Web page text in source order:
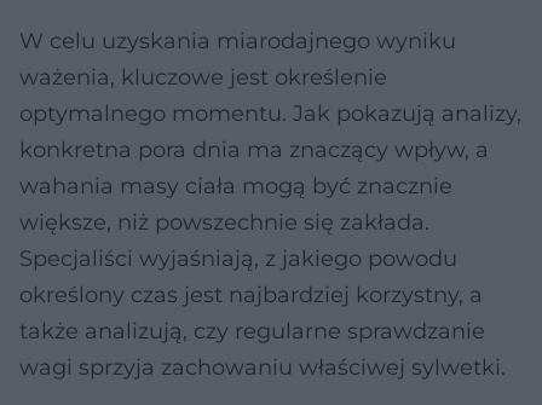
W celu uzyskania miarodajnego wyniku
ważenia, kluczowe jest określenie
optymalnego momentu. Jak pokazują analizy,
konkretna pora dnia ma znaczący wpływ, a
wahania masy ciała mogą być znacznie
większe, niż powszechnie się zakłada.
Specjaliści wyjaśniają, z jakiego powodu
określony czas jest najbardziej korzystny, a
także analizują, czy regularne sprawdzanie
wagi sprzyja zachowaniu właściwej sylwetki.